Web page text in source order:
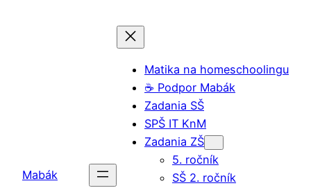
Mabák
Matika na homeschoolingu
☕️ Podpor Mabák
Zadania SŠ
SPŠ IT KnM
Zadania ZŠ
5. ročník
SŠ 2. ročník